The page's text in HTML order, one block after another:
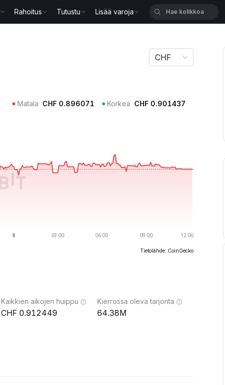
Rahoitus Tutustu Lisää varoja
CHF
Matala CHF 0.896071 Korkea CHF 0.901437
Tietolähde: CoinGecko
Kaikkien aikojen huippu
0.912449
Kierrossa oleva tarjonta
64.38M